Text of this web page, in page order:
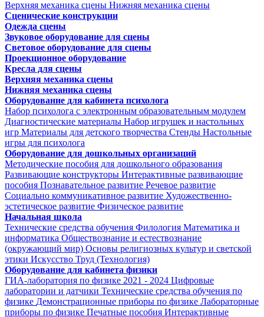
Верхняя механика сцены Нижняя механика сцены
Сценические конструкции
Одежда сцены
Звуковое оборудование для сцены
Световое оборудование для сцены
Проекционное оборудование
Кресла для сцены
Верхняя механика сцены
Нижняя механика сцены
Оборудование для кабинета психолога
Набор психолога с электронным образовательным модулем
Диагностические материалы Набор игрушек и настольных
игр Материалы для детского творчества Стенды Настольные
игры для психолога
Оборудование для дошкольных организаций
Методические пособия для дошкольного образования
Развивающие конструкторы Интерактивные развивающие
пособия Познавательное развитие Речевое развитие
Социально коммуникативное развитие Художественно-
эстетическое развитие Физическое развитие
Начальная школа
Технические средства обучения Филология Математика и
информатика Обществознание и естествознание
(окружающий мир) Основы религиозных культур и светской
этики Искусство Труд (Технология)
Оборудование для кабинета физики
ГИА-лаборатория по физике 2021 - 2024 Цифровые
лаборатории и датчики Технические средства обучения по
физике Демонстрационные приборы по физике Лабораторные
приборы по физике Печатные пособия Интерактивные